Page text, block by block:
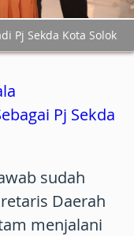
Pj Sekda Kota Solok
Pj Sekda
sudah
Daerah
menjalani